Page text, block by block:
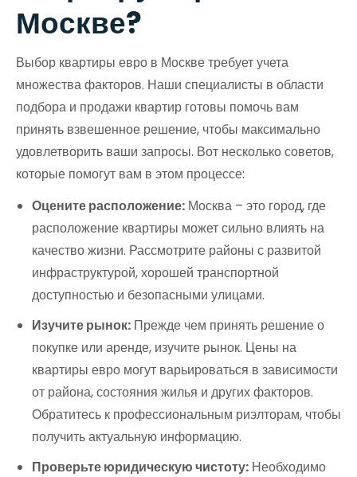
Москве?
Выбор квартиры евро в Москве требует учета
множества факторов. Наши специалисты в области
подбора и продажи квартир готовы помочь вам
принять взвешенное решение, чтобы максимально
удовлетворить ваши запросы. Вот несколько советов,
которые помогут вам в этом процессе:
Оцените расположение: Москва – это город, где
расположение квартиры может сильно влиять на
качество жизни. Рассмотрите районы с развитой
инфраструктурой, хорошей транспортной
доступностью и безопасными улицами.
Изучите рынок: Прежде чем принять решение о
покупке или аренде, изучите рынок. Цены на
квартиры евро могут варьироваться в зависимости
от района, состояния жилья и других факторов.
Обратитесь к профессиональным риэлторам, чтобы
получить актуальную информацию.
Проверьте юридическую чистоту: Необходимо